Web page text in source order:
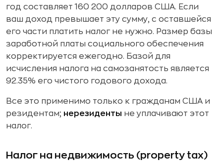
год составляет 160 200 долларов США. Если
ваш доход превышает эту сумму, с оставшейся
его части платить налог не нужно. Размер базы
заработной платы социального обеспечения
корректируется ежегодно. Базой для
исчисления налога на самозанятость является
92.35% его чистого годового дохода.
Все это применимо только к гражданам США и
резидентам; нерезиденты не уплачивают этот
налог.
Налог на недвижимость (property tax)